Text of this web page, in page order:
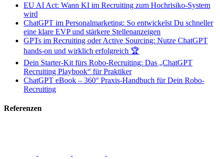
EU AI Act: Wann KI im Recruiting zum Hochrisiko-System
wird
ChatGPT im Personalmarketing: So entwickelst Du schneller
eine klare EVP und stärkere Stellenanzeigen
GPTs im Recruiting oder Active Sourcing: Nutze ChatGPT
hands-on und wirklich erfolgreich 🏆
Dein Starter-Kit fürs Robo-Recruiting: Das „ChatGPT
Recruiting Playbook“ für Praktiker
ChatGPT eBook – 360° Praxis-Handbuch für Dein Robo-
Recruiting
Referenzen